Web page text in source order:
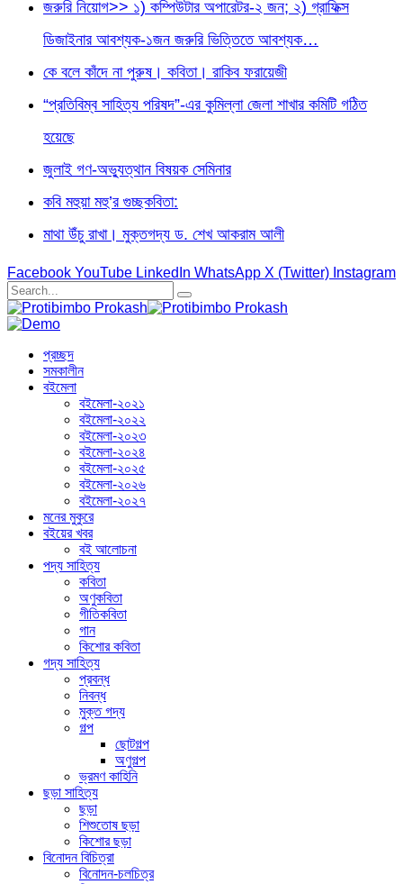
জরুরি নিয়োগ>> ১) কম্পিউটার অপারেটর-২ জন; ২) গ্রাফিক্স
ডিজাইনার আবশ্যক-১জন জরুরি ভিত্তিতে আবশ্যক…
কে বলে কাঁদে না পুরুষ। কবিতা। রাকিব ফরায়েজী
“প্রতিবিম্ব সাহিত্য পরিষদ”-এর কুমিল্লা জেলা শাখার কমিটি গঠিত
হয়েছে
জুলাই গণ-অভ্যুত্থান বিষয়ক সেমিনার
কবি মহুয়া মহু’র গুচ্ছকবিতা:
মাথা উঁচু রাখা। মুক্তগদ্য ড. শেখ আকরাম আলী
Facebook YouTube LinkedIn WhatsApp X (Twitter) Instagram
প্রচ্ছদ
সমকালীন
বইমেলা
বইমেলা-২০২১
বইমেলা-২০২২
বইমেলা-২০২৩
বইমেলা-২০২৪
বইমেলা-২০২৫
বইমেলা-২০২৬
বইমেলা-২০২৭
মনের মুকুরে
বইয়ের খবর
বই আলোচনা
পদ্য সাহিত্য
কবিতা
অণুকবিতা
গীতিকবিতা
গান
কিশোর কবিতা
গদ্য সাহিত্য
প্রবন্ধ
নিবন্ধ
মুক্ত গদ্য
গল্প
ছোটগল্প
অণুগল্প
ভ্রমণ কাহিনি
ছড়া সাহিত্য
ছড়া
শিশুতোষ ছড়া
কিশোর ছড়া
বিনোদন বিচিত্রা
বিনোদন-চলচিত্র